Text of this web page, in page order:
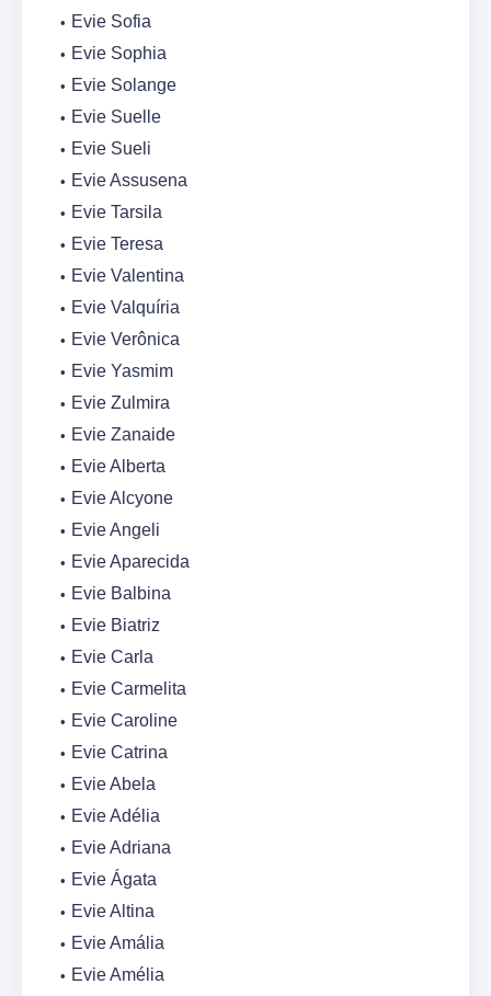
Evie Sofia
Evie Sophia
Evie Solange
Evie Suelle
Evie Sueli
Evie Assusena
Evie Tarsila
Evie Teresa
Evie Valentina
Evie Valquíria
Evie Verônica
Evie Yasmim
Evie Zulmira
Evie Zanaide
Evie Alberta
Evie Alcyone
Evie Angeli
Evie Aparecida
Evie Balbina
Evie Biatriz
Evie Carla
Evie Carmelita
Evie Caroline
Evie Catrina
Evie Abela
Evie Adélia
Evie Adriana
Evie Ágata
Evie Altina
Evie Amália
Evie Amélia